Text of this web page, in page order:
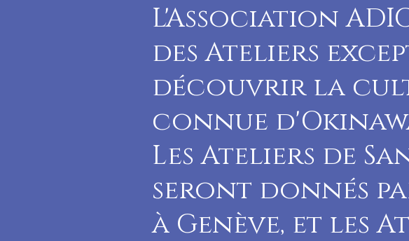
L'Association
des Ateliers
découvrir la
connue
Les Ateliers de
seront donnés
à Genève, et les